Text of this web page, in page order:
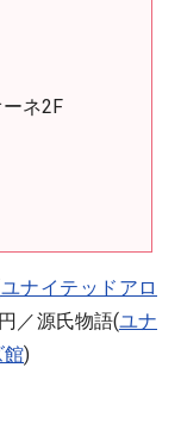
ネ2F
ユナイテッドアロ
／源氏物語(ユナ
館)